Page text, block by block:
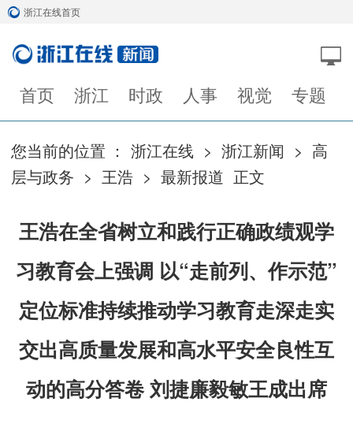
浙江在线首页
首页 浙江 时政 人事 视觉 专题
您当前的位置 ： 浙江在线 > 浙江新闻 > 高
层与政务 > 王浩 > 最新报道 正文
王浩在全省树立和践行正确政绩观学
习教育会上强调 以“走前列、作示范”
定位标准持续推动学习教育走深走实
交出高质量发展和高水平安全良性互
动的高分答卷 刘捷廉毅敏王成出席